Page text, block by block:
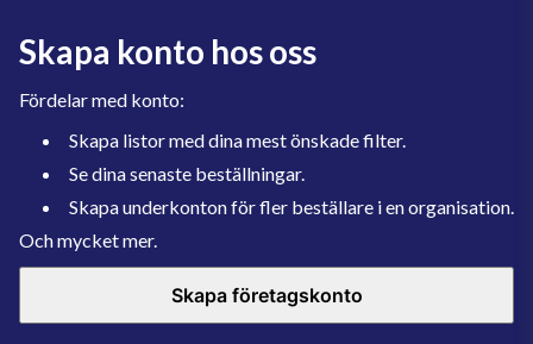
Skapa konto hos oss
Fördelar med konto:
Skapa listor med dina mest önskade filter.
Se dina senaste beställningar.
Skapa underkonton för fler beställare i en organisation.
Och mycket mer.
Skapa företagskonto